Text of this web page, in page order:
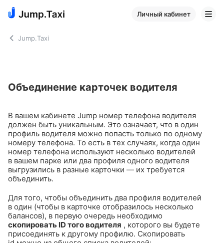
Личный кабинет
Jump.Taxi
Объединение карточек водителя
В вашем кабинете Jump номер телефона водителя
должен быть уникальным. Это означает, что в один
профиль водителя можно попасть только по одному
номеру телефона. То есть в тех случаях, когда один
номер телефона используют несколько водителей
в вашем парке или два профиля одного водителя
выгрузились в разные карточки — их требуется
объединить.
Для того, чтобы объединить два профиля водителей
в один (чтобы в карточке отобразилось несколько
балансов), в первую очередь необходимо
скопировать ID того водителя , которого вы будете
присоединять к другому профилю. Скопировать